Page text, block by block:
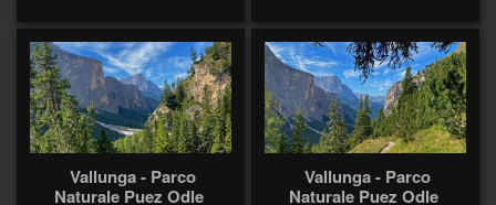
Vallunga - Parco
Naturale Puez Odle
Vallunga - Parco
Naturale Puez Odle